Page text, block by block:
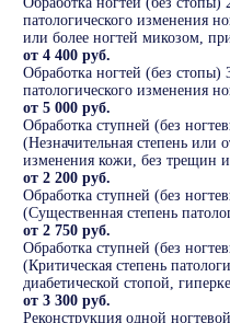
патологического изменения
или более ногтей микозом,
от 4 400 руб.
Обработка ногтей (без стопы)
патологического изменения
от 5 000 руб.
Обработка ступней (без
(Незначительная степень или
изменения кожи, без трещин
от 2 200 руб.
Обработка ступней (без
(Существенная степень
от 2 750 руб.
Обработка ступней (без
(Критическая степень
диабетической стопой,
от 3 300 руб.
Реконструкция одной